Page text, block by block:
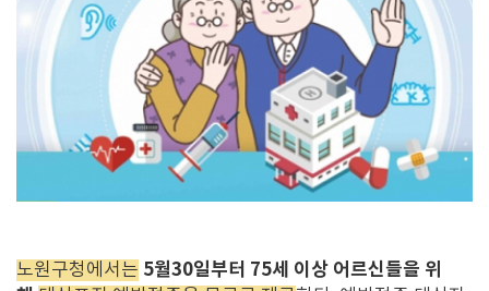
노원구청에서는 5월30일부터 75세 이상 어르신들을 위